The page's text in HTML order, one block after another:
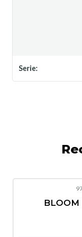
Serie:
Nuevo
BLOOM